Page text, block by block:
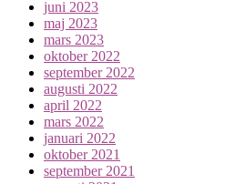
juni 2023
maj 2023
mars 2023
oktober 2022
september 2022
augusti 2022
april 2022
mars 2022
januari 2022
oktober 2021
september 2021